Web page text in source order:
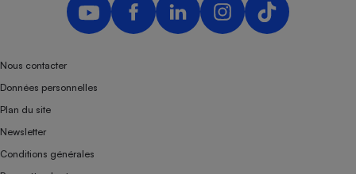
Nous contacter
Données personnelles
Plan du site
Newsletter
Conditions générales